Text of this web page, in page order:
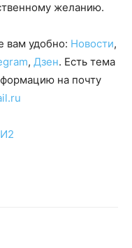
желанию.
вам удобно: Новости,
, Дзен. Есть тема
на почту